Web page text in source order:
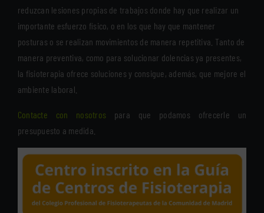
reduzcan lesiones propias de trabajos donde hay que realizar un
importante esfuerzo físico, o en los que hay que mantener
posturas o se realizan movimientos de manera repetitiva. Tanto de
manera preventiva, como para solucionar dolencias ya presentes,
la fisioterapia ofrece soluciones y consigue, además, que mejore el
ambiente laboral.
Contacte con nosotros para que podamos ofrecerle un
presupuesto a medida.